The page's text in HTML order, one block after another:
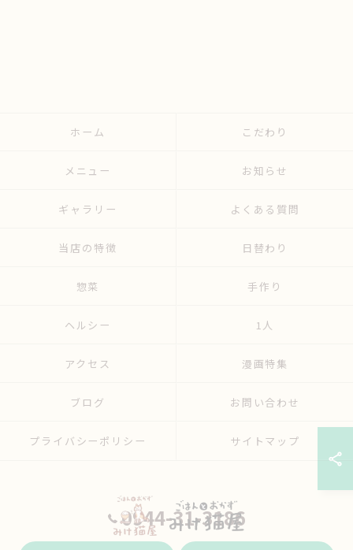
0944-31-3186
ホーム こだわり
メニュー お知らせ
ギャラリー よくある質問
当店の特徴 日替わり
惣菜 手作り
ヘルシー 1人
アクセス 漫画特集
ブログ お問い合わせ
プライバシーポリシー サイトマップ